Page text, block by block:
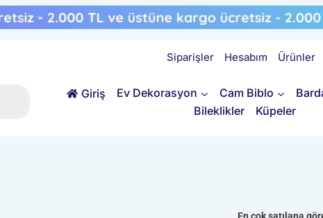
Siparişler Hesabım Ürünler
Giriş Ev Dekorasyon Cam Biblo
Bileklikler
Küpeler